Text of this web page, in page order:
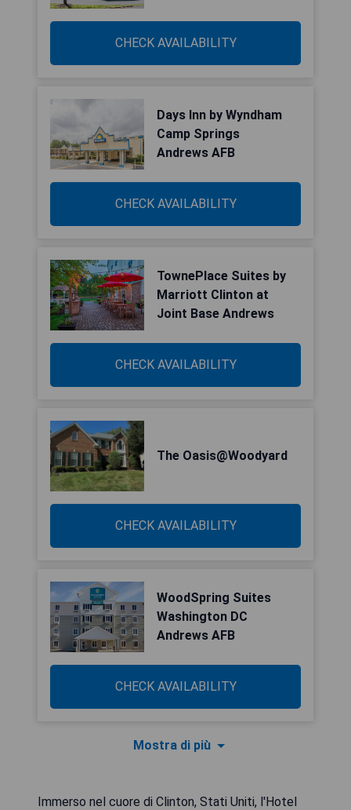
CHECK AVAILABILITY
Days Inn by Wyndham
Camp Springs
Andrews AFB
CHECK AVAILABILITY
TownePlace Suites by
Marriott Clinton at
Joint Base Andrews
CHECK AVAILABILITY
The Oasis@Woodyard
CHECK AVAILABILITY
WoodSpring Suites
Washington DC
Andrews AFB
CHECK AVAILABILITY
Mostra di più
Immerso nel cuore di Clinton, Stati Uniti, l'Hotel